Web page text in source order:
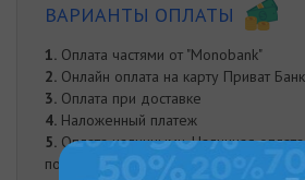
ВАРИАНТЫ ОПЛАТЫ
1. Оплата частями от "Monobank"
2. Онлайн оплата на карту Приват
3. Оплата при доставке
4. Наложенный платеж
5. Оплата наличными. Наличная
получении заказа курьером либо в